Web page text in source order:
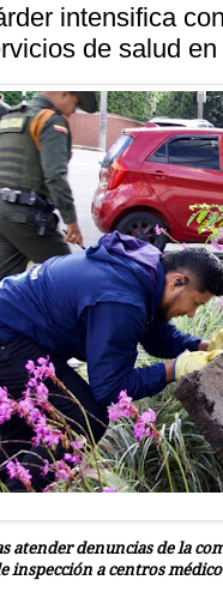
intensifica
de salud
atender denuncias de la
inspección a centros